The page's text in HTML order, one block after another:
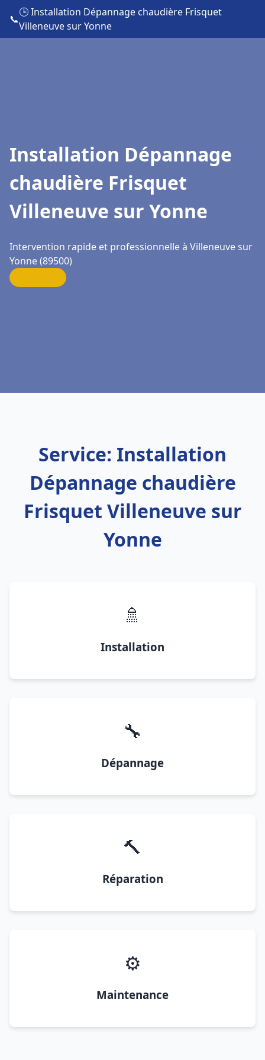
📞
🕒 Installation Dépannage chaudière Frisquet
Villeneuve sur Yonne
Installation Dépannage
chaudière Frisquet
Villeneuve sur Yonne
Intervention rapide et professionnelle à Villeneuve sur
Yonne (89500)
Service: Installation
Dépannage chaudière
Frisquet Villeneuve sur
Yonne
🚿
Installation
🔧
Dépannage
🔨
Réparation
⚙️
Maintenance